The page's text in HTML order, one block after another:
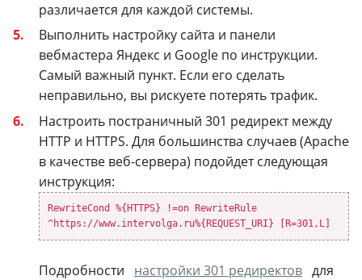
различается для каждой системы.
Выполнить настройку сайта и панели
вебмастера Яндекс и Google по инструкции.
Самый важный пункт. Если его сделать
неправильно, вы рискуете потерять трафик.
Настроить постраничный 301 редирект между
HTTP и HTTPS. Для большинства случаев (Apache
в качестве веб-сервера) подойдет следующая
инструкция:
RewriteCond %{HTTPS} !=on RewriteRule
^https://www.intervolga.ru%{REQUEST_URI} [R=301,L]
Подробности настройки 301 редиректов для